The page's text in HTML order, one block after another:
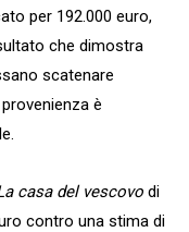
per 192.000 euro,
che dimostra
scatenare
è
casa del vescovo di
contro una stima di